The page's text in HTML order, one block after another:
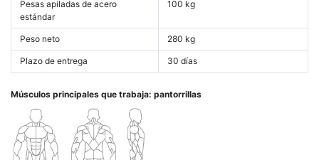
Pesas apiladas de acero
estándar
100 kg
Peso neto 280 kg
Plazo de entrega 30 días
Músculos principales que trabaja: pantorrillas